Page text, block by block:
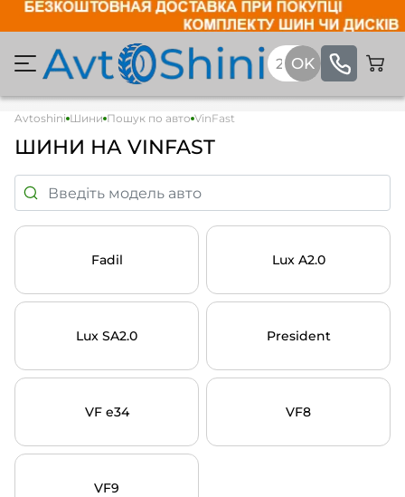
Avtoshini Шини Пошук по авто VinFast
ШИНИ НА VINFAST
Fadil Lux A2.0
Lux SA2.0 President
VF e34 VF8
VF9